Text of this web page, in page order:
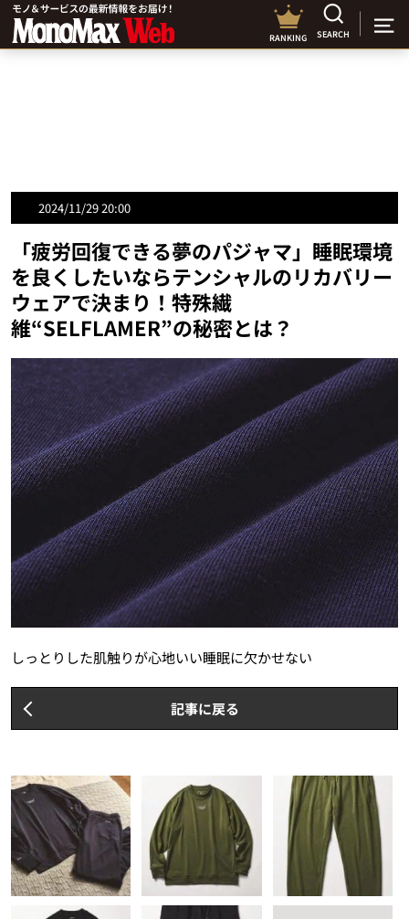
RANKING SEARCH
2024/11/29 20:00
「疲労回復できる夢のパジャマ」睡眠環境
を良くしたいならテンシャルのリカバリー
ウェアで決まり！特殊繊
維“SELFLAMER”の秘密とは？
しっとりした肌触りが心地いい睡眠に欠かせない
記事に戻る